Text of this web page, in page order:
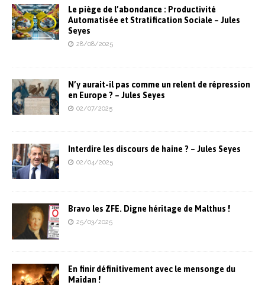
Le piège de l’abondance : Productivité
Automatisée et Stratification Sociale – Jules
Seyes
28/08/2025
N’y aurait-il pas comme un relent de répression
en Europe ? – Jules Seyes
02/07/2025
Interdire les discours de haine ? – Jules Seyes
02/04/2025
Bravo les ZFE. Digne héritage de Malthus !
25/03/2025
En finir définitivement avec le mensonge du
Maïdan !